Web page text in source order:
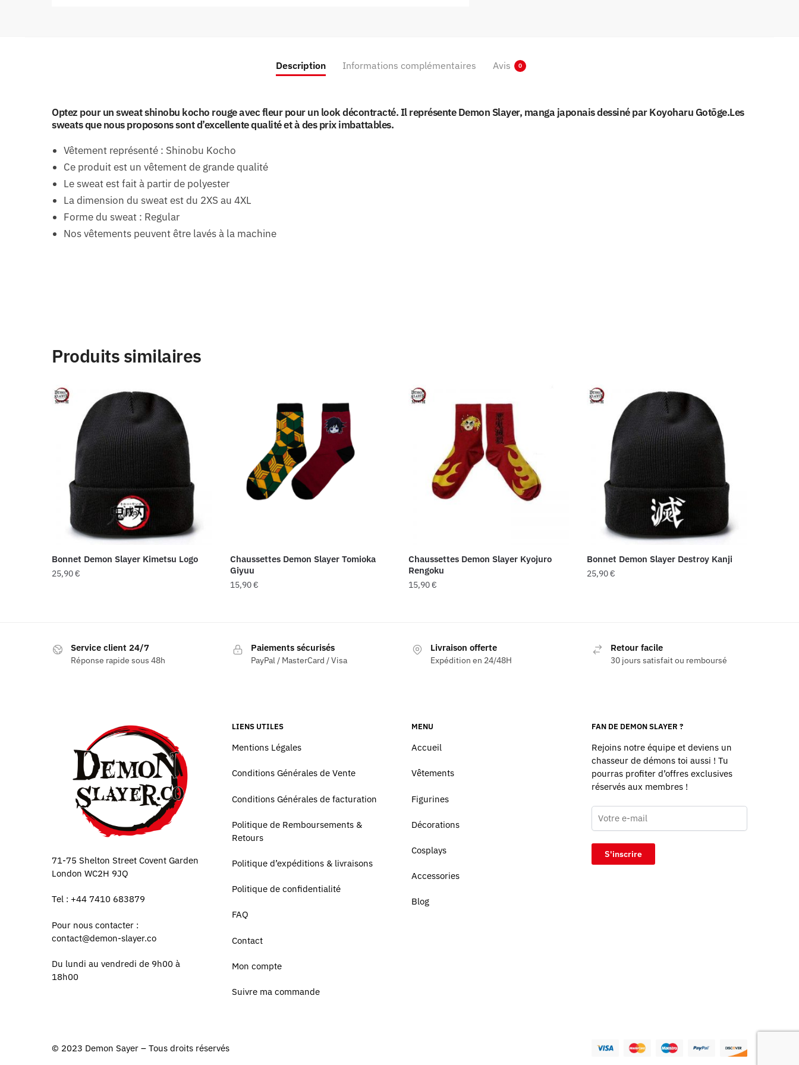
Description Informations complémentaires Avis 0
Optez pour un sweat shinobu kocho rouge avec fleur pour un look décontracté. Il représente Demon Slayer, manga japonais dessiné par Koyoharu Gotōge.Les
sweats que nous proposons sont d’excellente qualité et à des prix imbattables.
Vêtement représenté : Shinobu Kocho
Ce produit est un vêtement de grande qualité
Le sweat est fait à partir de polyester
La dimension du sweat est du 2XS au 4XL
Forme du sweat : Regular
Nos vêtements peuvent être lavés à la machine
Produits similaires
Bonnet Demon Slayer Kimetsu Logo
25,90€
Chaussettes Demon Slayer Tomioka
Giyuu
15,90€
Chaussettes Demon Slayer Kyojuro
Rengoku
15,90€
Bonnet Demon Slayer Destroy Kanji
25,90€
Service client 24/7
Réponse rapide sous 48h
Paiements sécurisés
PayPal / MasterCard / Visa
Livraison offerte
Expédition en 24/48H
Retour facile
30 jours satisfait ou remboursé
71-75 Shelton Street Covent Garden
London WC2H 9JQ
Tel : +44 7410 683879
Pour nous contacter :
contact@demon-slayer.co
Du lundi au vendredi de 9h00 à
18h00
LIENS UTILES
Mentions Légales
Conditions Générales de Vente
Conditions Générales de facturation
Politique de Remboursements &
Retours
Politique d’expéditions & livraisons
Politique de confidentialité
FAQ
Contact
Mon compte
Suivre ma commande
MENU
Accueil
Vêtements
Figurines
Décorations
Cosplays
Accessories
Blog
FAN DE DEMON SLAYER ?
Rejoins notre équipe et deviens un
chasseur de démons toi aussi ! Tu
pourras profiter d’offres exclusives
réservés aux membres !
© 2023 Demon Sayer – Tous droits réservés